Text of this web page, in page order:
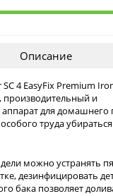
Описание
4 EasyFix Premium
производительный и
для
труда
можно устранять
дезинфицировать
бака позволяет